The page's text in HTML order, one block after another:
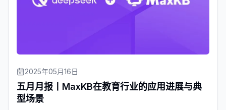
2025年05月16日
五月月报丨MaxKB在教育行业的应用进展与典
型场景